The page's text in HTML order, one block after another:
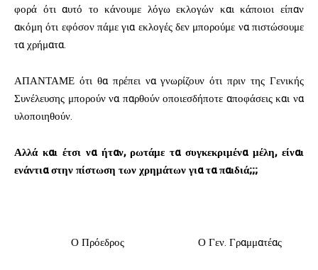
φορά ότι αυτό το κάνουμε λόγω εκλογών και κάποιοι είπαν
ακόμη ότι εφόσον πάμε για εκλογές δεν μπορούμε να πιστώσουμε
τα χρήματα.
ΑΠΑΝΤΑΜΕ ότι θα πρέπει να γνωρίζουν ότι πριν της Γενικής
Συνέλευσης μπορούν να παρθούν οποιεσδήποτε αποφάσεις και να
υλοποιηθούν.
Αλλά και έτσι να ήταν, ρωτάμε τα συγκεκριμένα μέλη, είναι
ενάντια στην πίστωση των χρημάτων για τα παιδιά;;;
Ο Πρόεδρος Ο Γεν. Γραμματέας